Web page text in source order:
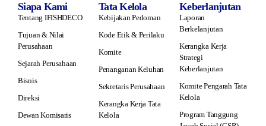
Siapa Kami
Tentang IFISHDECO
Tujuan & Nilai
Perusahaan
Sejarah Perusahaan
Bisnis
Direksi
Dewan Komisaris
Tata Kelola
Kebijakan Pedoman
Kode Etik & Perilaku
Komite
Penanganan Keluhan
Sekretaris Perusahaan
Kerangka Kerja Tata
Kelola
Keberlanjutan
Laporan
Berkelanjutan
Kerangka Kerja
Strategi
Keberlanjutan
Komite Pengarah Tata
Kelola
Program Tanggung